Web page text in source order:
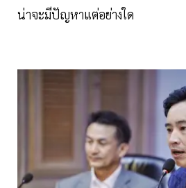
น่าจะมีปัญหาแต่อย่างใด